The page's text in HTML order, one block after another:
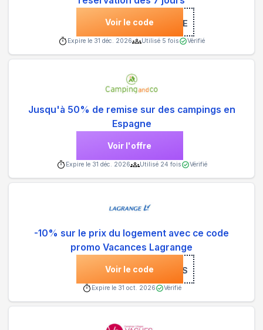
Voir le code
***P-BIENVENUE
Expire le 31 déc. 2026 Utilisé 5 fois Vérifié
Jusqu'à 50% de remise sur des campings en
Espagne
Voir l'offre
Expire le 31 déc. 2026 Utilisé 24 fois Vérifié
-10% sur le prix du logement avec ce code
promo Vacances Lagrange
Voir le code ***US
Expire le 31 oct. 2026 Vérifié